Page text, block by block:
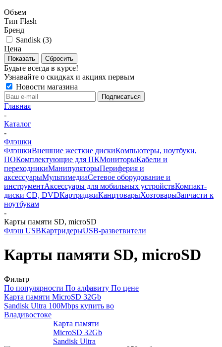
Объем
Тип Flash
Бренд
Sandisk (3)
Цена
Сбросить
Будьте всегда в курсе!
Узнавайте о скидках и акциях первым
Новости магазина
Главная
-
Каталог
-
Флэшки
ФлэшкиВнешние жесткие дискиКомпьютеры, ноутбуки,
ПОКомплектующие для ПКМониторыКабели и
переходникиМанипуляторыПериферия и
аксессуарыМультимедиаСетевое оборудование и
инструментАксессуары для мобильных устройствКомпакт-
диски CD, DVDКартриджиКанцтоварыХозтоварыЗапчасти к
ноутбукам
-
Карты памяти SD, microSD
Флэш USBКартридерыUSB-разветвители
Карты памяти SD, microSD
Фильтр
По популярности По алфавиту По цене
Карта памяти MicroSD 32Gb
Sandisk Ultra 100Mbps купить во
Владивостоке
Карта памяти
MicroSD 32Gb
Sandisk Ultra